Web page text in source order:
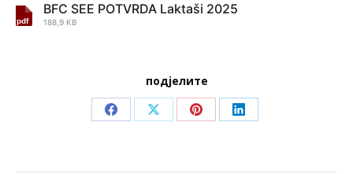
BFC SEE POTVRDA Laktaši 2025
188,9 KB
подјелите
Share
Facebook
Share
X
Share
Pinterest
Share
LinkedIn